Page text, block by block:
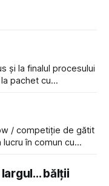
și la finalul procesului
pachet cu
data asta am dat
/ competiție de gătit
lucru în comun cu
m-a făcut să mă
faptul
bălții